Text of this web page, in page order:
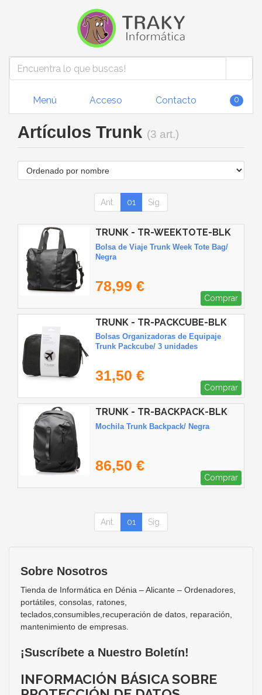
Menú Acceso Contacto 0
Artículos Trunk (3 art.)
Ant. 01 Sig.
TRUNK - TR-WEEKTOTE-BLK
Bolsa de Viaje Trunk Week Tote Bag/
Negra
78,99 €
Comprar
TRUNK - TR-PACKCUBE-BLK
Bolsas Organizadoras de Equipaje
Trunk Packcube/ 3 unidades
31,50 €
Comprar
TRUNK - TR-BACKPACK-BLK
Mochila Trunk Backpack/ Negra
86,50 €
Comprar
Ant. 01 Sig.
Sobre Nosotros
Tienda de Informática en Dénia – Alicante – Ordenadores,
portátiles, consolas, ratones,
teclados,consumibles,recuperación de datos, reparación,
mantenimiento de empresas.
¡Suscríbete a Nuestro Boletín!
INFORMACIÓN BÁSICA SOBRE